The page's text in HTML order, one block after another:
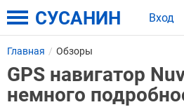
Вход
СУСАНИН
Главная Обзоры
GPS навигатор
немного